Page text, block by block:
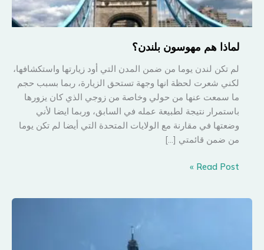
لماذا هم مهوسون بلندن؟
لم تكن لندن يوما من ضمن المدن التي أود زيارتها واستكشافها،
لكني شعرت لحظة انها وجهة تستحق الزيارة، ربما بسبب حجم
ما سمعت عنها من حولي وخاصة من زوجي الذي كان يزورها
باستمرار نتيجة لطبيعة عمله في السابق، وربما ايضا لأني
وضعتها في مقارنة مع الولايات المتحدة التي أيضا لم تكن يوما
من ضمن قائمتي […]
لماذا
Read Post »